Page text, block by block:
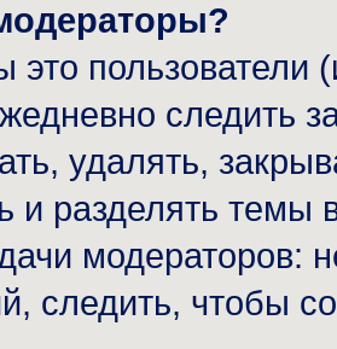
это пользователи
следить
удалять,
и разделять темы
модераторов:
следить, чтобы